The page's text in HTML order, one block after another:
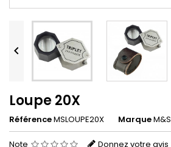

Loupe 20X
RéférenceMSLOUPE20X MarqueM&S
Note Donnez votre avis